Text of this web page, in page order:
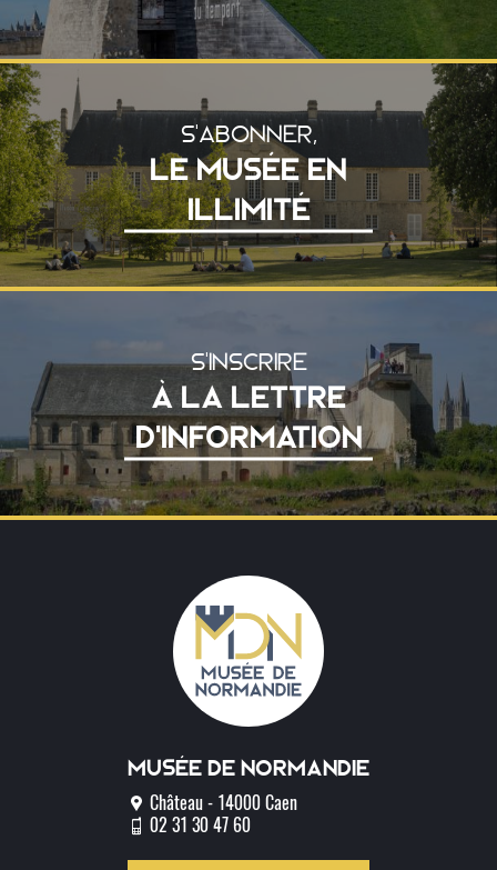
S'ABONNER,
LE MUSÉE EN
ILLIMITÉ
S'INSCRIRE
À LA LETTRE
D'INFORMATION
Musée de normandie
Château - 14000 Caen
02 31 30 47 60